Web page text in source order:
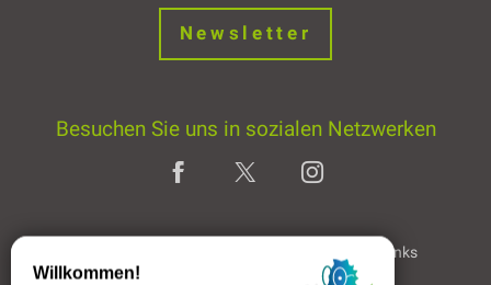
Newsletter
Besuchen Sie uns in sozialen Netzwerken
Partner & Links